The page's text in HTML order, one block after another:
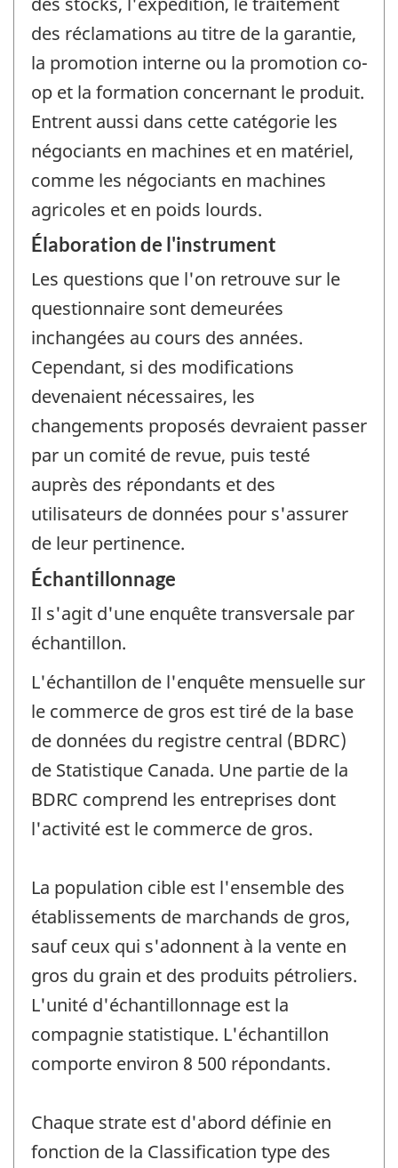
des réclamations au titre de la garantie,
la promotion interne ou la promotion co-
op et la formation concernant le produit.
Entrent aussi dans cette catégorie les
négociants en machines et en matériel,
comme les négociants en machines
agricoles et en poids lourds.
Élaboration de l'instrument
Les questions que l'on retrouve sur le
questionnaire sont demeurées
inchangées au cours des années.
Cependant, si des modifications
devenaient nécessaires, les
changements proposés devraient passer
par un comité de revue, puis testé
auprès des répondants et des
utilisateurs de données pour s'assurer
de leur pertinence.
Échantillonnage
Il s'agit d'une enquête transversale par
échantillon.
L'échantillon de l'enquête mensuelle sur
le commerce de gros est tiré de la base
de données du registre central (BDRC)
de Statistique Canada. Une partie de la
BDRC comprend les entreprises dont
l'activité est le commerce de gros.
La population cible est l'ensemble des
établissements de marchands de gros,
sauf ceux qui s'adonnent à la vente en
gros du grain et des produits pétroliers.
L'unité d'échantillonnage est la
compagnie statistique. L'échantillon
comporte environ 8 500 répondants.
Chaque strate est d'abord définie en
fonction de la Classification type des